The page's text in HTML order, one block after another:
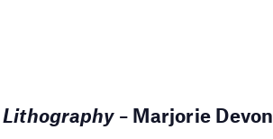
Lithography– Marjorie Devon